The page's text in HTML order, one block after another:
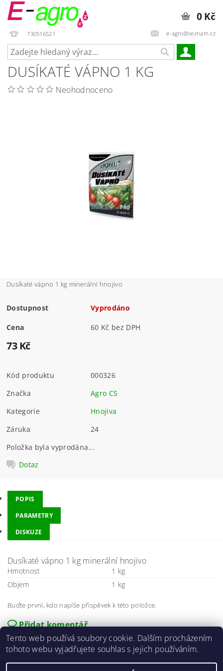
730516521 e-agro@seznam.cz
0 Kč
DUSÍKATÉ VÁPNO 1 KG
Neohodnoceno
Dusíkaté vápno 1 kg minerální hnojivo
Dostupnost Vyprodáno
Cena 60 Kč bez DPH
73 Kč
Kód produktu
000326
Značka
Agro CS
Kategorie
Hnojiva
Záruka
24
Položka byla vyprodána...
Dotaz
POPIS
PARAMETRY
DISKUZE
Dusíkaté vápno 1 kg minerální hnojivo
Hmotnost
1 kg
Objem
1 kg
Buďte první, kdo napíše příspěvek k této položce.
Přidat komentář
Tento web používá soubory cookie. Dalším procházením
tohoto webu vyjadřujete souhlas s jejich používáním.